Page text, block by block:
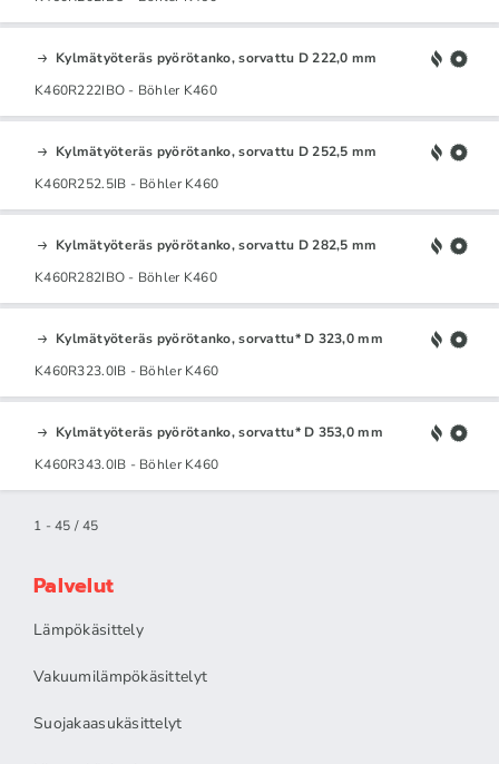
Kylmätyöteräs pyörötanko, sorvattu D 222,0 mm
K460R222IBO - Böhler K460
Kylmätyöteräs pyörötanko, sorvattu D 252,5 mm
K460R252.5IB - Böhler K460
Kylmätyöteräs pyörötanko, sorvattu D 282,5 mm
K460R282IBO - Böhler K460
Kylmätyöteräs pyörötanko, sorvattu* D 323,0 mm
K460R323.0IB - Böhler K460
Kylmätyöteräs pyörötanko, sorvattu* D 353,0 mm
K460R343.0IB - Böhler K460
1 - 45 / 45
Palvelut
Lämpökäsittely
Vakuumilämpökäsittelyt
Suojakaasukäsittelyt